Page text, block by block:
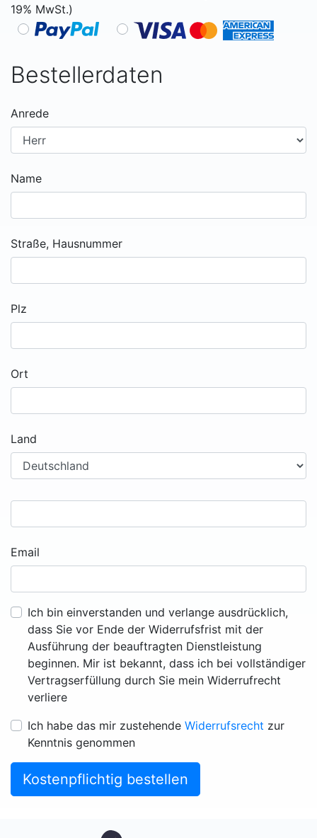
19% MwSt.)
Bestellerdaten
Anrede
Name
Straße, Hausnummer
Plz
Ort
Land
Email
Ich bin einverstanden und verlange ausdrücklich,
dass Sie vor Ende der Widerrufsfrist mit der
Ausführung der beauftragten Dienstleistung
beginnen. Mir ist bekannt, dass ich bei vollständiger
Vertragserfüllung durch Sie mein Widerrufrecht
verliere
Ich habe das mir zustehende Widerrufsrecht zur
Kenntnis genommen
Kostenpflichtig bestellen